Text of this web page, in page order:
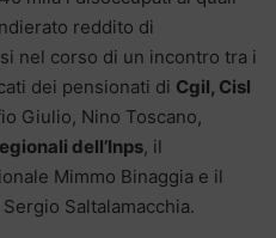
reddito di
nel corso di un incontro tra i
dei pensionati di Cgil, Cisl
Giulio, Nino Toscano,
dell’Inps, il
Mimmo Binaggia e il
Saltalamacchia.